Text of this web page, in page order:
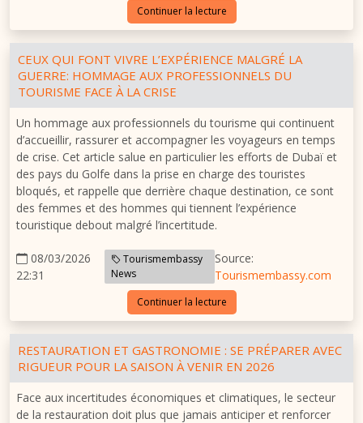
Continuer la lecture
CEUX QUI FONT VIVRE L’EXPÉRIENCE MALGRÉ LA
GUERRE: HOMMAGE AUX PROFESSIONNELS DU
TOURISME FACE À LA CRISE
Un hommage aux professionnels du tourisme qui continuent
d’accueillir, rassurer et accompagner les voyageurs en temps
de crise. Cet article salue en particulier les efforts de Dubaï et
des pays du Golfe dans la prise en charge des touristes
bloqués, et rappelle que derrière chaque destination, ce sont
des femmes et des hommes qui tiennent l’expérience
touristique debout malgré l’incertitude.
08/03/2026
22:31
Tourismembassy
News
Source:
Tourismembassy.com
Continuer la lecture
RESTAURATION ET GASTRONOMIE : SE PRÉPARER AVEC
RIGUEUR POUR LA SAISON À VENIR EN 2026
Face aux incertitudes économiques et climatiques, le secteur
de la restauration doit plus que jamais anticiper et renforcer